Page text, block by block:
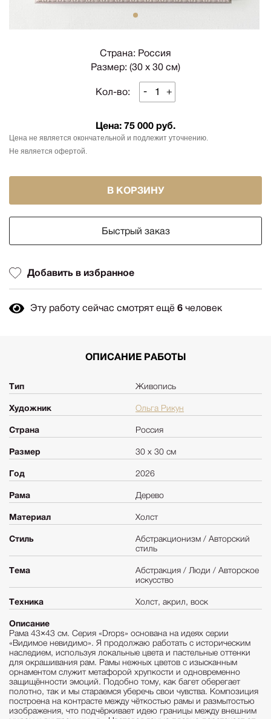
ОПИСАНИЕ РАБОТЫ
Тип Живопись
Художник Ольга Рикун
Страна Россия
Размер 30 х 30 см
Год 2026
Рама Дерево
Материал Холст
Стиль
Абстракционизм / Авторский
стиль
Тема
Абстракция / Люди / Авторское
искусство
Техника Холст, акрил, воск
Описание
Рама 43×43 см. Серия «Drops» основана на идеях серии
«Видимое невидимо». Я продолжаю работать с историческим
наследием, используя локальные цвета и пастельные оттенки
для окрашивания рам. Рамы нежных цветов с изысканным
орнаментом служит метафорой хрупкости и одновременно
защищённости эмоций. Подобно тому, как багет оберегает
полотно, так и мы стараемся уберечь свои чувства. Композиция
построена на контрасте между чёткостью рамы и размытостью
изображения, что подчёркивает идею границы между внешним
Страна: Россия
Размер: (30 х 30 см)
Кол-во: - +
Цена: 75 000 руб.
Цена не является окончательной и подлежит уточнению.
Не является офертой.
В КОРЗИНУ
Быстрый заказ
Добавить в избранное
Эту работу сейчас смотрят ещё 6 человек